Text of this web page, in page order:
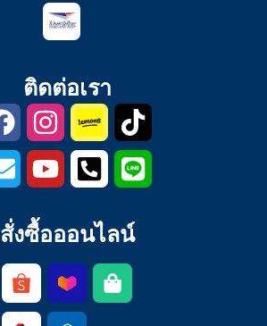
ติดต่อเรา
สั่งซื้อออนไลน์